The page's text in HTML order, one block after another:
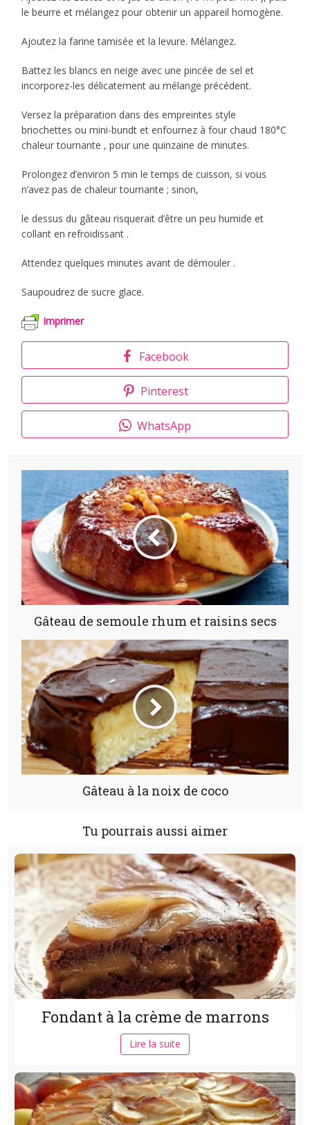
le beurre et mélangez pour obtenir un appareil homogène.
Ajoutez la farine tamisée et la levure. Mélangez.
Battez les blancs en neige avec une pincée de sel et
incorporez-les délicatement au mélange précédent.
Versez la préparation dans des empreintes style
briochettes ou mini-bundt et enfournez à four chaud 180°C
chaleur tournante , pour une quinzaine de minutes.
Prolongez d’environ 5 min le temps de cuisson, si vous
n’avez pas de chaleur tournante ; sinon,
le dessus du gâteau risquerait d’être un peu humide et
collant en refroidissant .
Attendez quelques minutes avant de démouler .
Saupoudrez de sucre glace.
Imprimer
Facebook
Pinterest
WhatsApp
Gâteau de semoule rhum et raisins secs
Gâteau à la noix de coco
Tu pourrais aussi aimer
Fondant à la crème de marrons
Lire la suite